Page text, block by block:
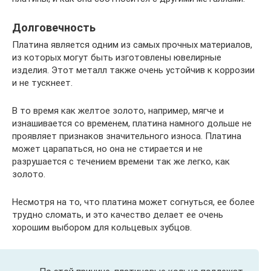
Долговечность
Платина является одним из самых прочных материалов,
из которых могут быть изготовлены ювелирные
изделия. Этот металл также очень устойчив к коррозии
и не тускнеет.
В то время как желтое золото, например, мягче и
изнашивается со временем, платина намного дольше не
проявляет признаков значительного износа. Платина
может царапаться, но она не стирается и не
разрушается с течением времени так же легко, как
золото.
Несмотря на то, что платина может согнуться, ее более
трудно сломать, и это качество делает ее очень
хорошим выбором для кольцевых зубцов.